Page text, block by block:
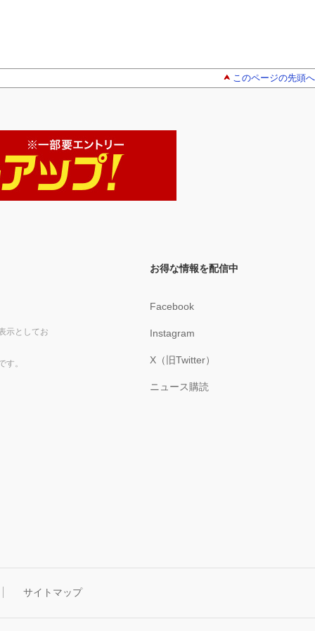
このページの先頭へ
示としてお
す。
お得な情報を配信中
Facebook
Instagram
X（旧Twitter）
ニュース購読
サイトマップ